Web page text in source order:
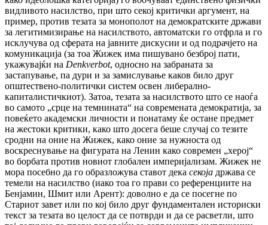
видливото насилство, при што секој критички аргумент, на
пример, против тезата за монополот на демократските држави
за легитимизирање на насилството, автоматски го отфрла и го
исклучува од сферата на јавните дискусии и од подрачјето на
комуникација (за тоа Жижек има пишувано безброј пати,
укажувајќи на Denkverbot, односно на забраната за
застапување, па дури и за замислување каков било друг
општествено-политички систем освен либерално-
капиталистичкиот). Затоа, тезата за насилството што се наоѓа
во самото „срце на темнината“ на современата демократија, за
повеќето академски личности и понатаму ќе остане предмет
на жестоки критики, како што досега беше случај со тезите
сродни на оние на Жижек, како оние за нужноста од
воскреснување на фигурата на Ленин како современ „херој“
во борбата против новиот глобален империјализам. Жижек не
мора посебно да го образложува ставот дека секоја држава се
темели на насилство (иако тоа го прави со референциите на
Бенјамин, Шмит или Арент): доволно е да се посегне по
Стариот завет или по кој било друг фундаментален историски
текст за тезата во целост да се потврди и да се расветли, што